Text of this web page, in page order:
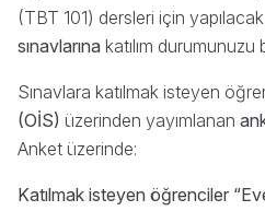
(TBT 101) dersleri için yapılacak
sınavlarına katılım
Sınavlara katılmak isteyen
(OİS) üzerinden yayımlanan
Anket üzerinde:
Katılmak isteyen öğrenciler